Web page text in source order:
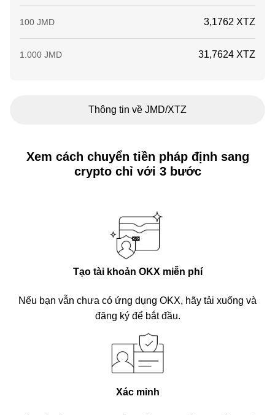
100 JMD 3,1762 XTZ
1.000 JMD 31,7624 XTZ
Thông tin về JMD/XTZ
Xem cách chuyển tiền pháp định sang
crypto chỉ với 3 bước
Tạo tài khoản OKX miễn phí
Nếu bạn vẫn chưa có ứng dụng OKX, hãy tải xuống và
đăng ký để bắt đầu.
Xác minh